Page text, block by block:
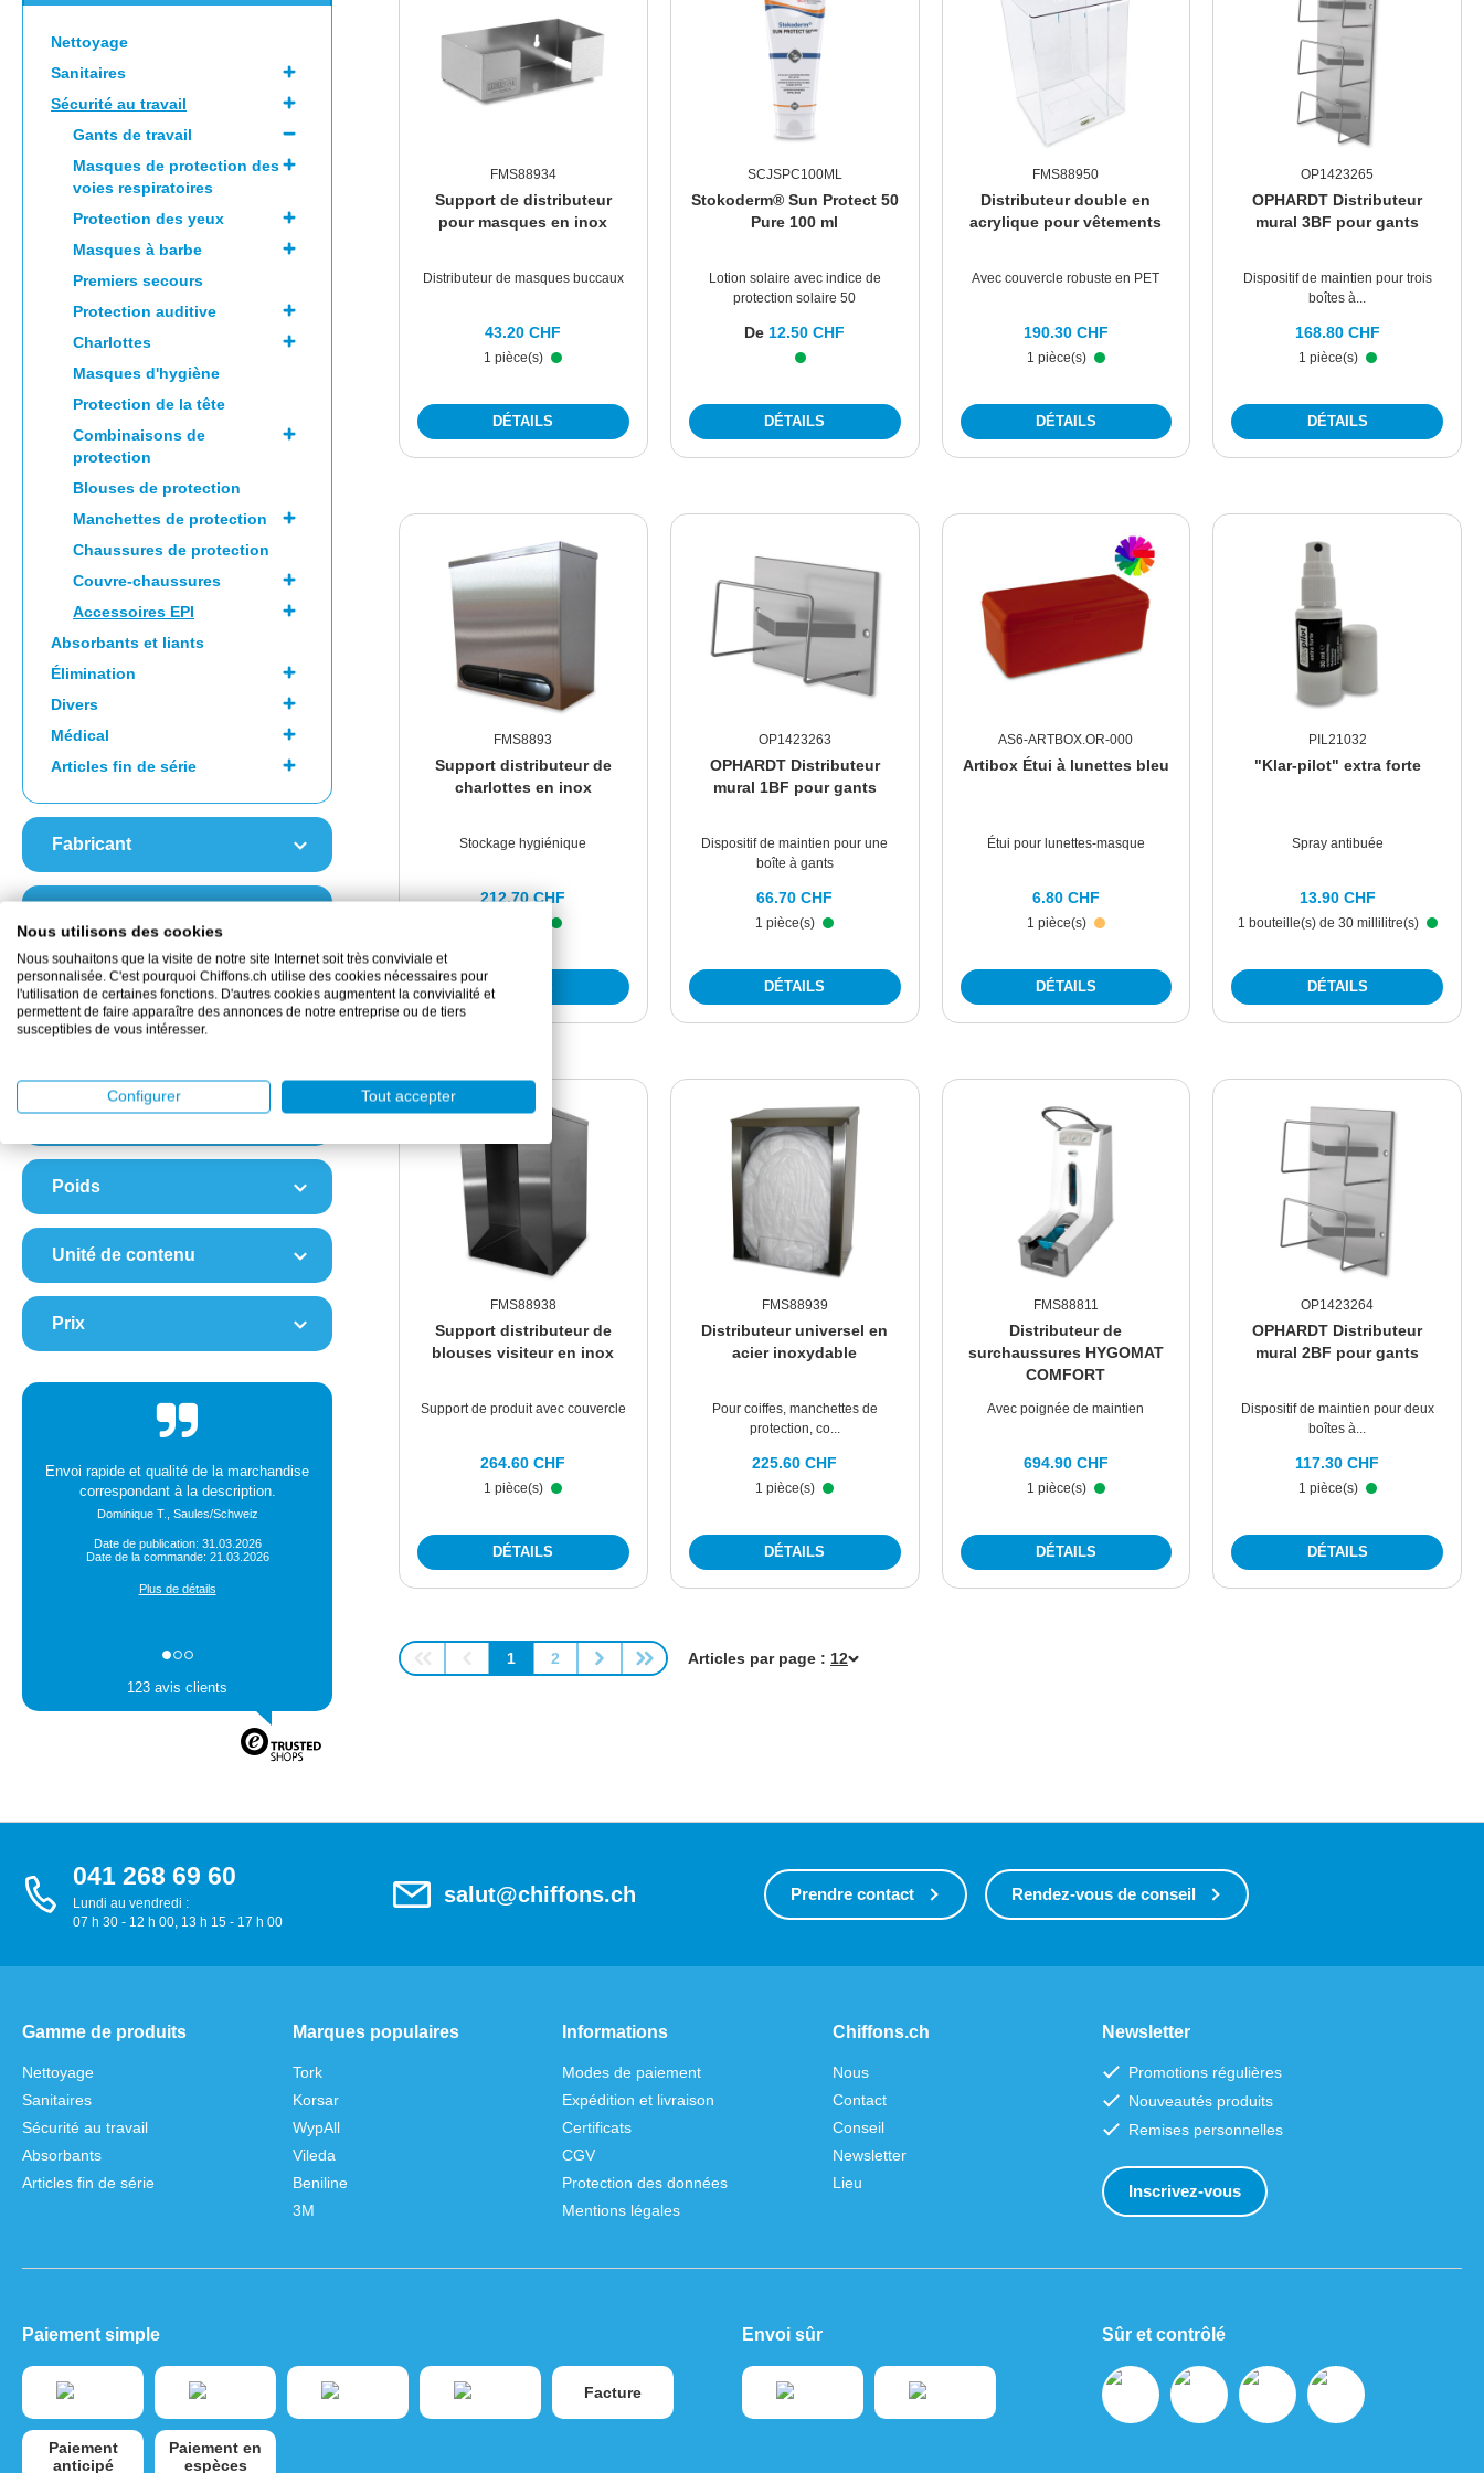
Nettoyage
Sanitaires
Sécurité au travail
Gants de travail
Masques de protection des
voies respiratoires
Protection des yeux
Masques à barbe
Premiers secours
Protection auditive
Charlottes
Masques d'hygiène
Protection de la tête
Combinaisons de
protection
Blouses de protection
Manchettes de protection
Chaussures de protection
Couvre-chaussures
Accessoires EPI
Absorbants et liants
Élimination
Divers
Médical
Articles fin de série
Fabricant
Couleur
Matériau
Poids
Unité de contenu
Prix
Envoi rapide et qualité de la marchandise
correspondant à la description.
Dominique T., Saules/Schweiz
Date de publication: 31.03.2026
Date de la commande: 21.03.2026
Plus de détails
123 avis clients
FMS88934
Support de distributeur
pour masques en inox
Distributeur de masques buccaux
1 pièce(s)
43.20 CHF
DÉTAILS
SCJSPC100ML
Stokoderm® Sun Protect 50
Pure 100 ml
Lotion solaire avec indice de
protection solaire 50
Prix régulier :
De12.50 CHF
DÉTAILS
FMS88950
Distributeur double en
acrylique pour vêtements
Avec couvercle robuste en PET
1 pièce(s)
190.30 CHF
DÉTAILS
OP1423265
OPHARDT Distributeur
mural 3BF pour gants
Dispositif de maintien pour trois
boîtes à...
1 pièce(s)
168.80 CHF
DÉTAILS
FMS8893
Support distributeur de
charlottes en inox
Stockage hygiénique
212.70 CHF
DÉTAILS
OP1423263
OPHARDT Distributeur
mural 1BF pour gants
Dispositif de maintien pour une
boîte à gants
1 pièce(s)
66.70 CHF
DÉTAILS
AS6-ARTBOX.OR-000
Artibox Étui à lunettes bleu
Étui pour lunettes-masque
1 pièce(s)
6.80 CHF
DÉTAILS
PIL21032
"Klar-pilot" extra forte
Spray antibuée
1 bouteille(s) de 30 millilitre(s)
13.90 CHF
DÉTAILS
FMS88938
Support distributeur de
blouses visiteur en inox
Support de produit avec couvercle
1 pièce(s)
264.60 CHF
DÉTAILS
FMS88939
Distributeur universel en
acier inoxydable
Pour coiffes, manchettes de
protection, co...
1 pièce(s)
225.60 CHF
DÉTAILS
FMS88811
Distributeur de
surchaussures HYGOMAT
COMFORT
Avec poignée de maintien
1 pièce(s)
694.90 CHF
DÉTAILS
OP1423264
OPHARDT Distributeur
mural 2BF pour gants
Dispositif de maintien pour deux
boîtes à...
1 pièce(s)
117.30 CHF
DÉTAILS
Page
1
Page
2 Articles par page :
041 268 69 60
Lundi au vendredi :
07 h 30 - 12 h 00, 13 h 15 - 17 h 00
salut@chiffons.ch Prendre contact Rendez-vous de conseil
Gamme de produits
Nettoyage
Sanitaires
Sécurité au travail
Absorbants
Articles fin de série
Marques populaires
Tork
Korsar
WypAll
Vileda
Beniline
3M
Informations
Modes de paiement
Expédition et livraison
Certificats
CGV
Protection des données
Mentions légales
Chiffons.ch
Nous
Contact
Conseil
Newsletter
Lieu
Newsletter
Promotions régulières
Nouveautés produits
Remises personnelles
Inscrivez-vous
Paiement simple
Facture
Paiement
anticipé
Paiement en
espèces
Envoi sûr Sûr et contrôlé
Nous utilisons des cookies
Nous souhaitons que la visite de notre site Internet soit très conviviale et
personnalisée. C'est pourquoi Chiffons.ch utilise des cookies nécessaires pour
l'utilisation de certaines fonctions. D'autres cookies augmentent la convivialité et
permettent de faire apparaître des annonces de notre entreprise ou de tiers
susceptibles de vous intéresser.
Configurer Tout accepter